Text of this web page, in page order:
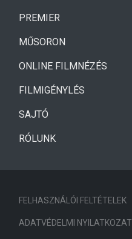
PREMIER
MŰSORON
ONLINE FILMNÉZÉS
FILMIGÉNYLÉS
SAJTÓ
RÓLUNK
FELHASZNÁLÓI FELTÉTELEK
ADATVÉDELMI NYILATKOZAT